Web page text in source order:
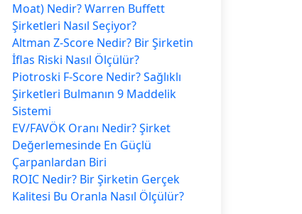
Moat) Nedir? Warren Buffett
Şirketleri Nasıl Seçiyor?
Altman Z-Score Nedir? Bir Şirketin
İflas Riski Nasıl Ölçülür?
Piotroski F-Score Nedir? Sağlıklı
Şirketleri Bulmanın 9 Maddelik
Sistemi
EV/FAVÖK Oranı Nedir? Şirket
Değerlemesinde En Güçlü
Çarpanlardan Biri
ROIC Nedir? Bir Şirketin Gerçek
Kalitesi Bu Oranla Nasıl Ölçülür?